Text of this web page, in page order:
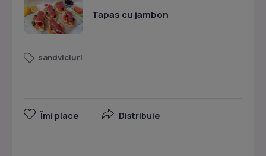
Tapas cu jambon
sandviciuri
Îmi place Distribuie